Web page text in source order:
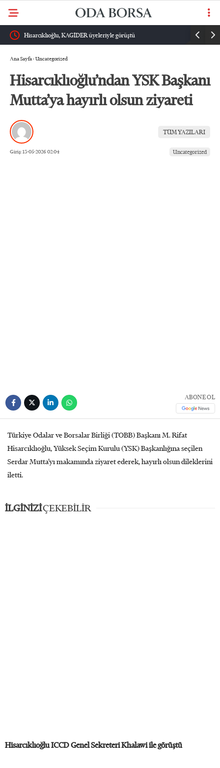
Hisarcıklıoğlu, KAGİDER üyeleriyle görüştü
Ana Sayfa› Uncategorized
Hisarcıklıoğlu’ndan YSK Başkanı
Mutta’ya hayırlı olsun ziyareti
TÜM YAZILARI
Giriş: 13-05-2026 02:04 Uncategorized
ABONE OL
Türkiye Odalar ve Borsalar Birliği (TOBB) Başkanı M. Rifat
Hisarcıklıoğlu, Yüksek Seçim Kurulu (YSK) Başkanlığına seçilen
Serdar Mutta’yı makamında ziyaret ederek, hayırlı olsun dileklerini
iletti.
İLGİNİZİÇEKEBİLİR
Hisarcıklıoğlu ICCD Genel Sekreteri Khalawi ile görüştü